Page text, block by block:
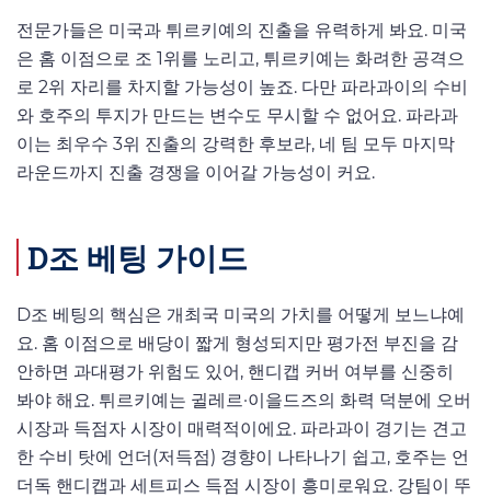
전문가들은 미국과 튀르키예의 진출을 유력하게 봐요. 미국
은 홈 이점으로 조 1위를 노리고, 튀르키예는 화려한 공격으
로 2위 자리를 차지할 가능성이 높죠. 다만 파라과이의 수비
와 호주의 투지가 만드는 변수도 무시할 수 없어요. 파라과
이는 최우수 3위 진출의 강력한 후보라, 네 팀 모두 마지막
라운드까지 진출 경쟁을 이어갈 가능성이 커요.
D조 베팅 가이드
D조 베팅의 핵심은 개최국 미국의 가치를 어떻게 보느냐예
요. 홈 이점으로 배당이 짧게 형성되지만 평가전 부진을 감
안하면 과대평가 위험도 있어, 핸디캡 커버 여부를 신중히
봐야 해요. 튀르키예는 귈레르·이을드즈의 화력 덕분에 오버
시장과 득점자 시장이 매력적이에요. 파라과이 경기는 견고
한 수비 탓에 언더(저득점) 경향이 나타나기 쉽고, 호주는 언
더독 핸디캡과 세트피스 득점 시장이 흥미로워요. 강팀이 뚜